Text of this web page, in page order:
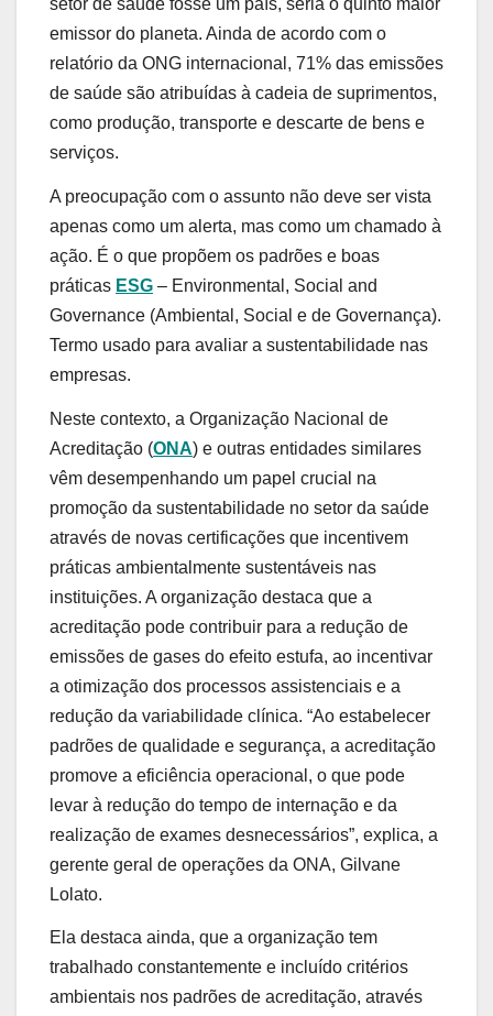
setor de saúde fosse um país, seria o quinto maior
emissor do planeta. Ainda de acordo com o
relatório da ONG internacional, 71% das emissões
de saúde são atribuídas à cadeia de suprimentos,
como produção, transporte e descarte de bens e
serviços.
A preocupação com o assunto não deve ser vista
apenas como um alerta, mas como um chamado à
ação. É o que propõem os padrões e boas
práticas ESG – Environmental, Social and
Governance (Ambiental, Social e de Governança).
Termo usado para avaliar a sustentabilidade nas
empresas.
Neste contexto, a Organização Nacional de
Acreditação (ONA) e outras entidades similares
vêm desempenhando um papel crucial na
promoção da sustentabilidade no setor da saúde
através de novas certificações que incentivem
práticas ambientalmente sustentáveis nas
instituições. A organização destaca que a
acreditação pode contribuir para a redução de
emissões de gases do efeito estufa, ao incentivar
a otimização dos processos assistenciais e a
redução da variabilidade clínica. “Ao estabelecer
padrões de qualidade e segurança, a acreditação
promove a eficiência operacional, o que pode
levar à redução do tempo de internação e da
realização de exames desnecessários”, explica, a
gerente geral de operações da ONA, Gilvane
Lolato.
Ela destaca ainda, que a organização tem
trabalhado constantemente e incluído critérios
ambientais nos padrões de acreditação, através